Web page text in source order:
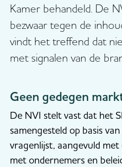
Kamer behandeld. De
bezwaar tegen de
vindt het treffend dat
met signalen van de
Geen gedegen
De NVI stelt vast dat het
samengesteld op basis
vragenlijst, aangevuld
met ondernemers en